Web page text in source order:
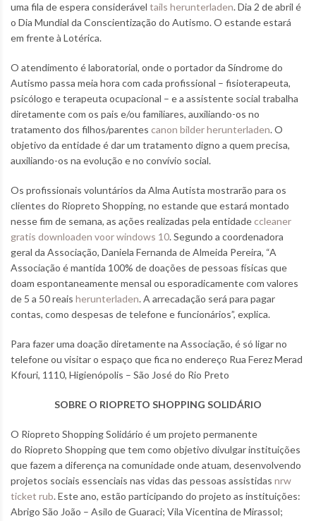
uma fila de espera considerável tails herunterladen. Dia 2 de abril é
o Dia Mundial da Conscientização do Autismo. O estande estará
em frente à Lotérica.
O atendimento é laboratorial, onde o portador da Síndrome do
Autismo passa meia hora com cada profissional – fisioterapeuta,
psicólogo e terapeuta ocupacional – e a assistente social trabalha
diretamente com os pais e/ou familiares, auxiliando-os no
tratamento dos filhos/parentes canon bilder herunterladen. O
objetivo da entidade é dar um tratamento digno a quem precisa,
auxiliando-os na evolução e no convívio social.
Os profissionais voluntários da Alma Autista mostrarão para os
clientes do Riopreto Shopping, no estande que estará montado
nesse fim de semana, as ações realizadas pela entidadeccleaner
gratis downloaden voor windows 10. Segundo a coordenadora
geral da Associação, Daniela Fernanda de Almeida Pereira, “A
Associação é mantida 100% de doações de pessoas físicas que
doam espontaneamente mensal ou esporadicamente com valores
de 5 a 50 reais herunterladen. A arrecadação será para pagar
contas, como despesas de telefone e funcionários”, explica.
Para fazer uma doação diretamente na Associação, é só ligar no
telefone ou visitar o espaço que fica no endereço Rua Ferez Merad
Kfouri, 1110, Higienópolis – São José do Rio Preto
SOBRE O RIOPRETO SHOPPING SOLIDÁRIO
O Riopreto Shopping Solidário é um projeto permanente
do Riopreto Shopping que tem como objetivo divulgar instituições
que fazem a diferença na comunidade onde atuam, desenvolvendo
projetos sociais essenciais nas vidas das pessoas assistidas nrw
ticket rub. Este ano, estão participando do projeto as instituições:
Abrigo São João – Asilo de Guaraci; Vila Vicentina de Mirassol;